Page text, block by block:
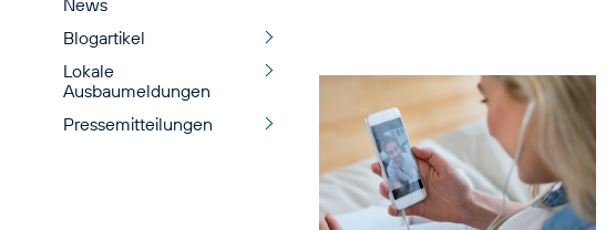
News
Blogartikel
Lokale
Ausbaumeldungen
Pressemitteilungen